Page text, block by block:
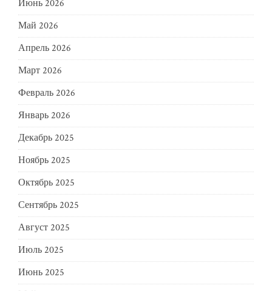
Июнь 2026
Май 2026
Апрель 2026
Март 2026
Февраль 2026
Январь 2026
Декабрь 2025
Ноябрь 2025
Октябрь 2025
Сентябрь 2025
Август 2025
Июль 2025
Июнь 2025